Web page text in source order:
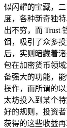
似闪耀的宝藏，
度，各种新奇独
出不穷，而 Trust
饵，吸引了众多
后，实则暗藏着
包在加密货币领
备强大的功能，
操作，而所谓的
太坊投入到某个
好的规则，投资
获得的这些收益